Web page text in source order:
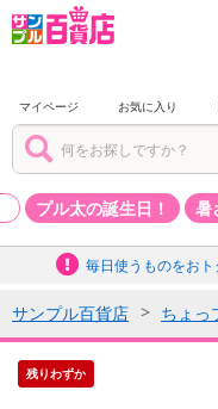
マイページ お気に入り
プル太の誕生日！ 暑
毎日使うものをお
サンプル百貨店 ちょっ
残りわずか